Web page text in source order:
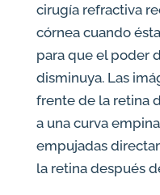
cirugía refractiva
córnea cuando
para que el poder
disminuya. Las
frente de la retina
a una curva
empujadas
la retina después